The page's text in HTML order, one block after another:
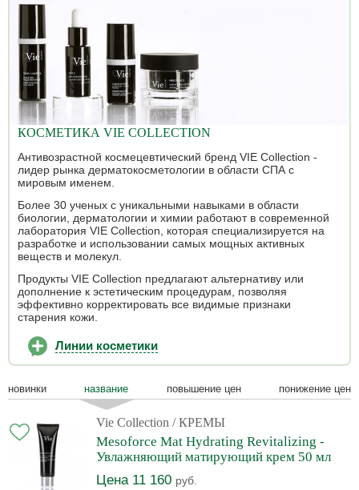
КОСМЕТИКА VIE COLLECTION
Антивозрастной космецевтический бренд VIE Collection -
лидер рынка дерматокосметологии в области СПА с
мировым именем.
Более 30 ученых с уникальными навыками в области
биологии, дерматологии и химии работают в современной
лаборатория VIE Collection, которая специализируется на
разработке и использовании самых мощных активных
веществ и молекул.
Продукты VIE Collection предлагают альтернативу или
дополнение к эстетическим процедурам, позволяя
эффективно корректировать все видимые признаки
старения кожи.
Линии косметики
новинки название повышение цен понижение цен
Vie Collection / КРЕМЫ
Mesoforce Mat Hydrating Revitalizing -
Увлажняющий матирующий крем 50 мл
Цена 11 160 руб.